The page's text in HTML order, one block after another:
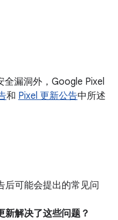
全漏洞外，Google Pixel
和 Pixel 更新公告中所述
后可能会提出的常见问
新解决了这些问题？